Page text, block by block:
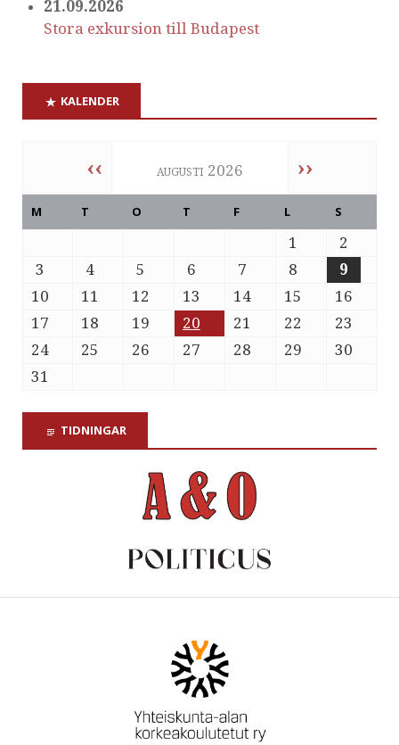
21.09.2026
Stora exkursion till Budapest
KALENDER
‹‹ augusti 2026 ››
M T O T F L S
1
2
3
4 5 6 7 8
9
10
11 12 13 14 15
16
17
18 19 20 21 22
23
24
25 26 27 28 29
30
31
TIDNINGAR